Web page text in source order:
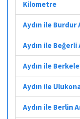
Kilometre
Aydın ile Burdur
Aydın ile Beğerli
Aydın ile
Aydın ile
Aydın ile Berlin